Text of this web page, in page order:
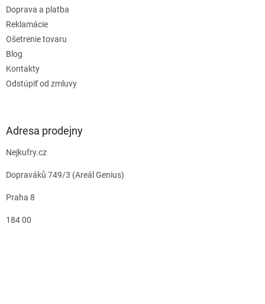
Doprava a platba
Reklamácie
Ošetrenie tovaru
Blog
Kontakty
Odstúpiť od zmluvy
Adresa prodejny
Nejkufry.cz
Dopraváků 749/3 (Areál Genius)
Praha 8
184 00